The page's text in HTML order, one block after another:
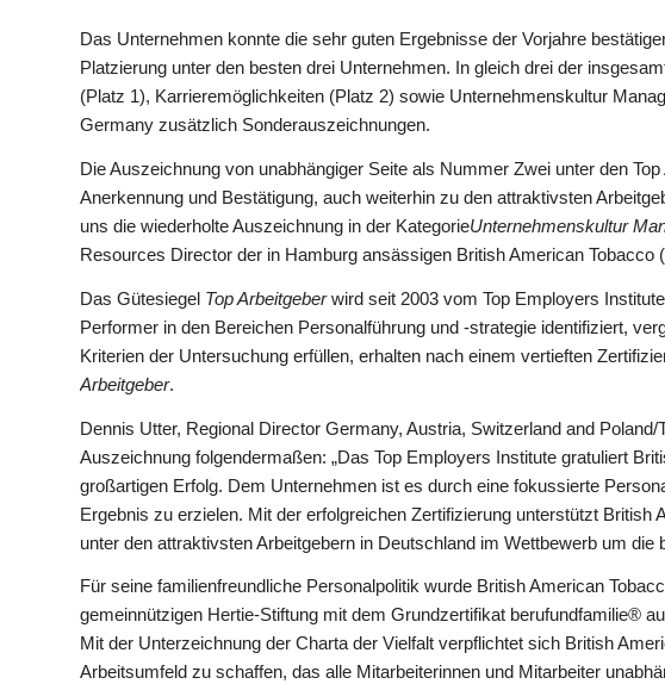
Das Unternehmen konnte die sehr guten Ergebnisse der Vorjahre
Platzierung unter den besten drei Unternehmen. In gleich drei der
(Platz 1), Karrieremöglichkeiten (Platz 2) sowie Unternehmenskultur
Germany zusätzlich Sonderauszeichnungen.
Die Auszeichnung von unabhängiger Seite als Nummer Zwei unter den
Anerkennung und Bestätigung, auch weiterhin zu den attraktivsten
uns die wiederholte Auszeichnung in der KategorieUnternehmenskultur
Resources Director der in Hamburg ansässigen British American Tobacco
Das Gütesiegel Top Arbeitgeberwird seit 2003 vom Top Employers
Performer in den Bereichen Personalführung und -strategie identifiziert,
Kriterien der Untersuchung erfüllen, erhalten nach einem vertieften
Arbeitgeber.
Dennis Utter, Regional Director Germany, Austria, Switzerland and
Auszeichnung folgendermaßen: „Das Top Employers Institute gratuliert
großartigen Erfolg. Dem Unternehmen ist es durch eine fokussierte
Ergebnis zu erzielen. Mit der erfolgreichen Zertifizierung unterstützt British
unter den attraktivsten Arbeitgebern in Deutschland im Wettbewerb um die
Für seine familienfreundliche Personalpolitik wurde British American
gemeinnützigen Hertie-Stiftung mit dem Grundzertifikat berufundfamilie®
Mit der Unterzeichnung der Charta der Vielfalt verpflichtet sich British
Arbeitsumfeld zu schaffen, das alle Mitarbeiterinnen und Mitarbeiter